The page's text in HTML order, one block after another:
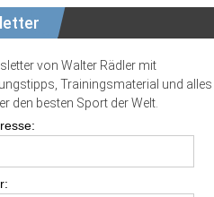
von Walter Rädler mit
Trainingsmaterial und alles
den besten Sport der Welt.